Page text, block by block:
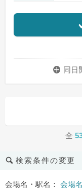
同日
全
検索条件の変更
会場名・駅名： 会場